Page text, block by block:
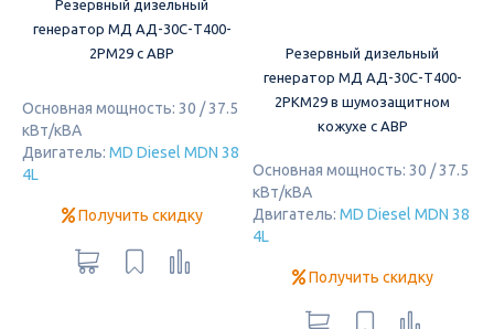
Резервный дизельный
генератор МД АД-30С-Т400-
2РМ29 с АВР
Основная мощность: 30 / 37.5
кВт/кВА
Двигатель: MD Diesel MDN 38
4L
Получить скидку
Резервный дизельный
генератор МД АД-30С-Т400-
2РКМ29 в шумозащитном
кожухе с АВР
Основная мощность: 30 / 37.5
кВт/кВА
Двигатель: MD Diesel MDN 38
4L
Получить скидку